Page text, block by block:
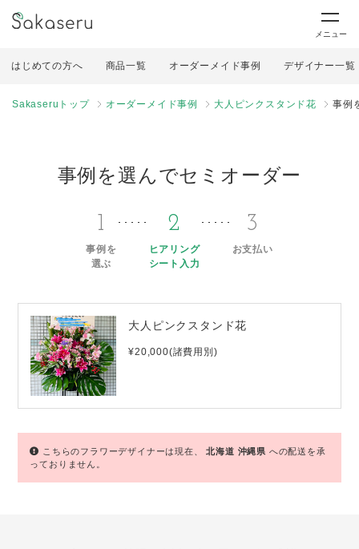
メニュー
はじめての方へ 商品一覧 オーダーメイド事例 デザイナー一覧
Sakaseruトップ オーダーメイド事例 大人ピンクスタンド花 事例
事例を選んでセミオーダー
1
事例を
選ぶ
2
ヒアリング
シート入力
3
お支払い
大人ピンクスタンド花
¥20,000(諸費用別)
こちらのフラワーデザイナーは現在、北海道 沖縄県 への配送を承
っておりません。